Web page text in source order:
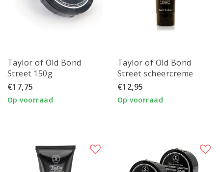
Taylor of Old Bond
Street 150g
scheercreme Jermyn
Street Collection
€17,75
Op voorraad
Taylor of Old Bond
Street scheercreme
Sensitive skin Jermyn St
College 75ml
€12,95
Op voorraad